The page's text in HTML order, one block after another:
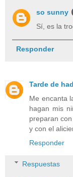
so sunny
Sí, es la
Responder
Tarde de
Me encanta
hagan mis
preparan
y con el
Responder
Respuestas